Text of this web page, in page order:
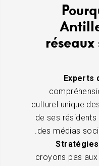
Experts
culturel unique
de ses
des médias
croyons pas